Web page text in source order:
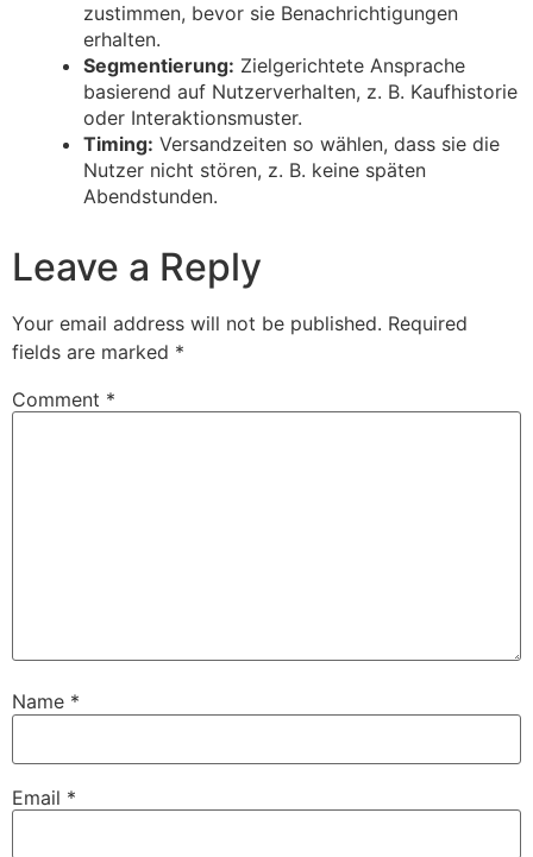
zustimmen, bevor sie Benachrichtigungen
erhalten.
Segmentierung: Zielgerichtete Ansprache
basierend auf Nutzerverhalten, z. B. Kaufhistorie
oder Interaktionsmuster.
Timing: Versandzeiten so wählen, dass sie die
Nutzer nicht stören, z. B. keine späten
Abendstunden.
Leave a Reply
Your email address will not be published. Required
fields are marked *
Comment *
Name *
Email *